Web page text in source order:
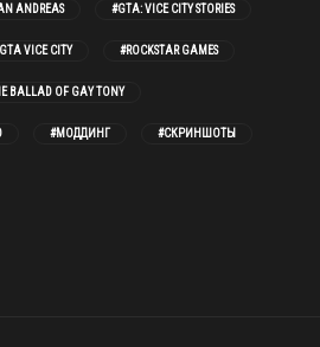
ANDREAS #GTA: VICE CITY STORIES
VICE CITY #ROCKSTAR GAMES
BALLAD OF GAY TONY
#МОДДИНГ #СКРИНШОТЫ